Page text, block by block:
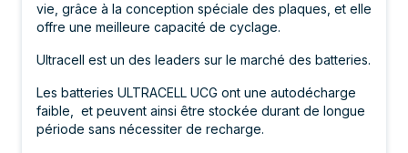
vie, grâce à la conception spéciale des plaques, et elle
offre une meilleure capacité de cyclage.
Ultracell est un des leaders sur le marché des batteries.
Les batteries ULTRACELL UCG ont une autodécharge
faible, et peuvent ainsi être stockée durant de longue
période sans nécessiter de recharge.